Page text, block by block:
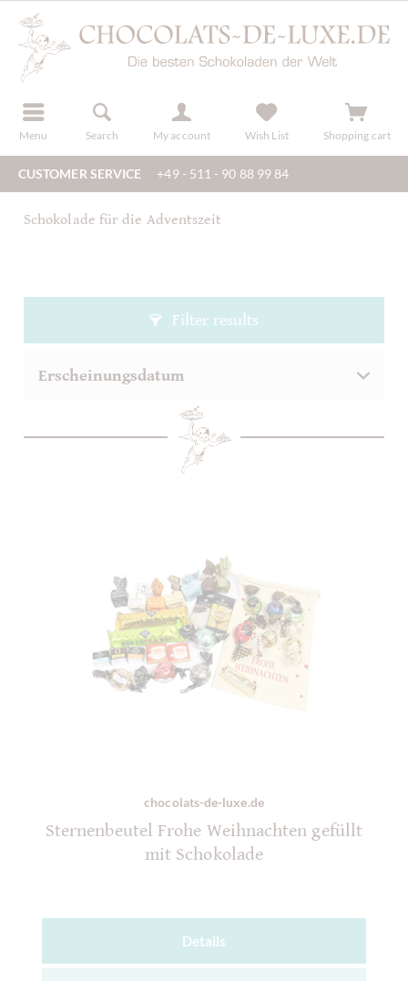
Menu Search My account
register Wish List Shopping cart
CUSTOMER SERVICE +49 - 511 - 90 88 99 84
Schokolade für die Adventszeit
Filter results
chocolats-de-luxe.de
Sternenbeutel Frohe Weihnachten gefüllt
mit Schokolade
Details